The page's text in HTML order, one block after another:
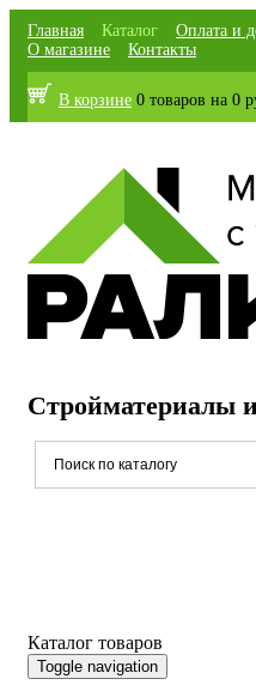
Главная Каталог Оплата и
О магазине
Контакты
В корзине 0 товаров на 0
Стройматериалы
Каталог товаров
Toggle navigation